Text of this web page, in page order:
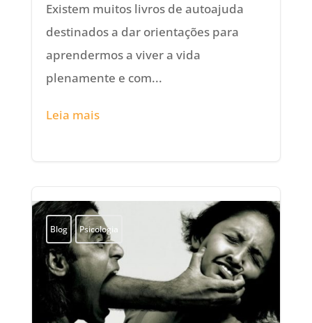
Existem muitos livros de autoajuda
destinados a dar orientações para
aprendermos a viver a vida
plenamente e com...
Leia mais
Blog Psicologia